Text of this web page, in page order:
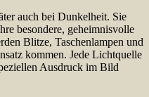
auch bei Dunkelheit. Sie
besondere, geheimnisvolle
Blitze, Taschenlampen und
kommen. Jede Lichtquelle
Ausdruck im Bild